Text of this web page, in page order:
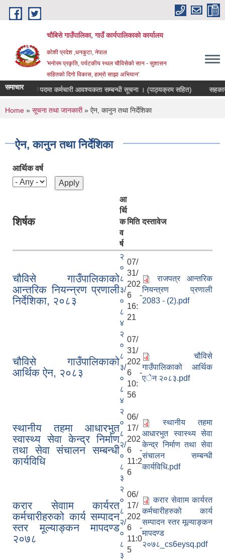
Skip to main content
चौबिसे गाउँपालिका, गाउँ कार्यपालिकाको कार्यालय
कोशी प्रदेश ,धनकुटा, नेपाल
'मनोरम प्रकृति, पर्यटकीय स्थल चौविसेको सान - सुशासन
सहितको दिगो विकास, हाम्रो साझा अभियान'
समाचार
संयोजक पदमा कर्मचारी आवश्यकता सम्बन्धी सूचना । (पाठ्यक्रम सहित) सहकारी
You are here
Home » सूचना तथा जानकारी» ऐन, कानुन तथा निर्देशिका
ऐन, कानुन तथा निर्देशिका
आर्थिक वर्ष
शिर्षक
आ
र्थि
क
व
र्ष
मिति दस्तावेज
चौविसे गाउँपालिकाको
आन्तरिक नियन्न्रण प्रणाली
निर्देशिका, २०८३
२
०
८
३/
०
८
४
07/
31/
202
6 -
16:
21
राजपत्र आन्तरिक
नियन्त्रण प्रणाली
2083 - (2).pdf
चौविसे गाउँपालिकाको
आर्थिक ऐन, २०८३
२
०
८
३/
०
८
४
07/
31/
202
6 -
10:
56
चौविसे
गाउँपालिकाको आर्थिक
एेन २०८३.pdf
स्थानीय तहमा आधारभुत
स्वास्थ्य सेवा केन्द्र निर्माण
तथा सेवा संचालन सम्बन्धी
कार्यविधि
२
०
८
२/
०
८
३
06/
17/
202
6 -
11:2
6
स्थानीय तहमा
आधारभुत स्वास्थ्य सेवा
केन्द्र निर्माण तथा सेवा
संचालन सम्बन्धी
कार्यविधि.pdf
करार सेवााम कार्यरत
कर्मचारीहरुको कार्य सम्पादन
स्तर मूल्याङ्कन मापदण्ड
२०७८
२
०
८
२/
०
८
३
06/
17/
202
6 -
11:0
5
करार सेवााम कार्यरत
कर्मचारीहरुको कार्य
सम्पादन स्तर मूल्याङ्कन
मापदण्ड
२०७८_cs6eysq.pdf